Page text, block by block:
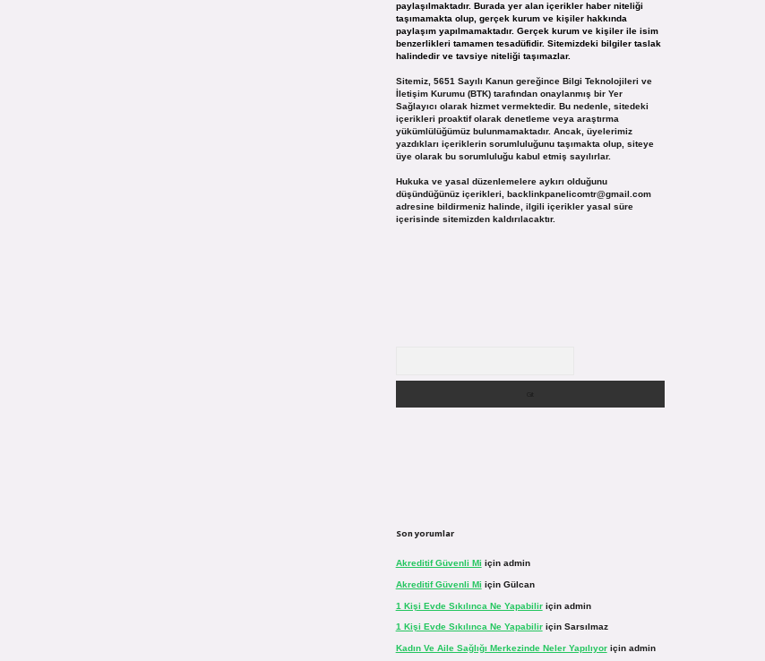
paylaşılmaktadır. Burada yer alan içerikler haber niteliği
taşımamakta olup, gerçek kurum ve kişiler hakkında
paylaşım yapılmamaktadır. Gerçek kurum ve kişiler ile isim
benzerlikleri tamamen tesadüfidir. Sitemizdeki bilgiler taslak
halindedir ve tavsiye niteliği taşımazlar.
Sitemiz, 5651 Sayılı Kanun gereğince Bilgi Teknolojileri ve
İletişim Kurumu (BTK) tarafından onaylanmış bir Yer
Sağlayıcı olarak hizmet vermektedir. Bu nedenle, sitedeki
içerikleri proaktif olarak denetleme veya araştırma
yükümlülüğümüz bulunmamaktadır. Ancak, üyelerimiz
yazdıkları içeriklerin sorumluluğunu taşımakta olup, siteye
üye olarak bu sorumluluğu kabul etmiş sayılırlar.
Hukuka ve yasal düzenlemelere aykırı olduğunu
düşündüğünüz içerikleri, backlinkpanelicomtr@gmail.com
adresine bildirmeniz halinde, ilgili içerikler yasal süre
içerisinde sitemizden kaldırılacaktır.
Son yorumlar
Akreditif Güvenli Mi için admin
Akreditif Güvenli Mi için Gülcan
1 Kişi Evde Sıkılınca Ne Yapabiliriçin admin
1 Kişi Evde Sıkılınca Ne Yapabiliriçin Sarsılmaz
Kadın Ve Aile Sağlığı Merkezinde Neler Yapılıyoriçin admin